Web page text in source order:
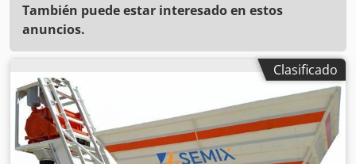
También puede estar interesado en estos
anuncios.
Clasificado